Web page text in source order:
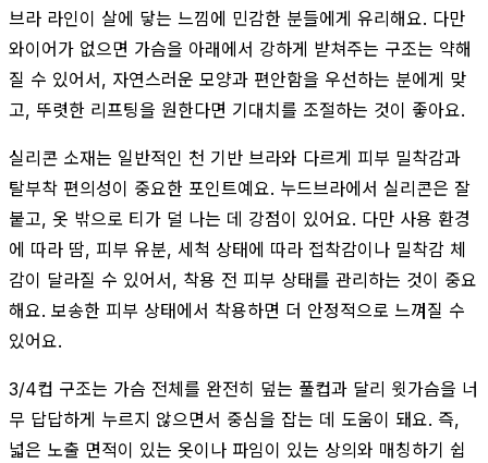
브라 라인이 살에 닿는 느낌에 민감한 분들에게 유리해요. 다만
와이어가 없으면 가슴을 아래에서 강하게 받쳐주는 구조는 약해
질 수 있어서, 자연스러운 모양과 편안함을 우선하는 분에게 맞
고, 뚜렷한 리프팅을 원한다면 기대치를 조절하는 것이 좋아요.
실리콘 소재는 일반적인 천 기반 브라와 다르게 피부 밀착감과
탈부착 편의성이 중요한 포인트예요. 누드브라에서 실리콘은 잘
붙고, 옷 밖으로 티가 덜 나는 데 강점이 있어요. 다만 사용 환경
에 따라 땀, 피부 유분, 세척 상태에 따라 접착감이나 밀착감 체
감이 달라질 수 있어서, 착용 전 피부 상태를 관리하는 것이 중요
해요. 보송한 피부 상태에서 착용하면 더 안정적으로 느껴질 수
있어요.
3/4컵 구조는 가슴 전체를 완전히 덮는 풀컵과 달리 윗가슴을 너
무 답답하게 누르지 않으면서 중심을 잡는 데 도움이 돼요. 즉,
넓은 노출 면적이 있는 옷이나 파임이 있는 상의와 매칭하기 쉽